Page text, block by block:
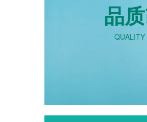
品
QUALITY